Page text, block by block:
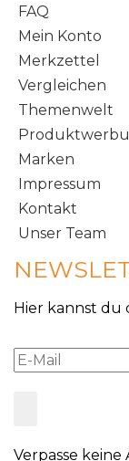
FAQ
Mein Konto
Merkzettel
Vergleichen
Themenwelt
Marken
Impressum
Kontakt
Unser Team
Hier kannst du
Verpasse